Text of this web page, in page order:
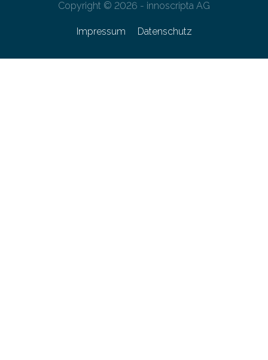
Copyright © 2026 - innoscripta AG
Impressum Datenschutz